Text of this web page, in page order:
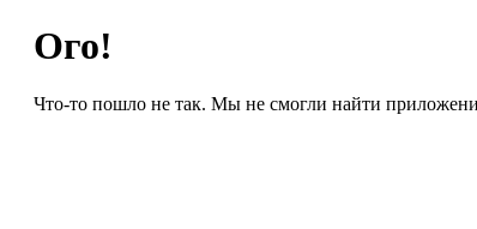
Ого!
Что-то пошло не так. Мы не смогли найти